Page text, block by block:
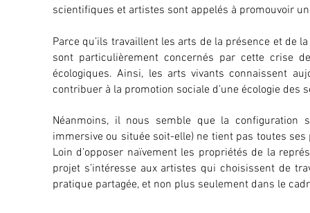
scientifiques et artistes sont appelés à promouvoir
Parce qu’ils travaillent les arts de la présence et de
sont particulièrement concernés par cette crise
écologiques. Ainsi, les arts vivants connaissent
contribuer à la promotion sociale d’une écologie des
Néanmoins, il nous semble que la configuration
immersive ou située soit-elle) ne tient pas toutes
Loin d’opposer naïvement les propriétés de la
projet s’intéresse aux artistes qui choisissent de
pratique partagée, et non plus seulement dans le